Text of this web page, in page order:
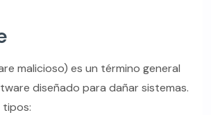
malicioso) es un término general
diseñado para dañar sistemas.
tipos: